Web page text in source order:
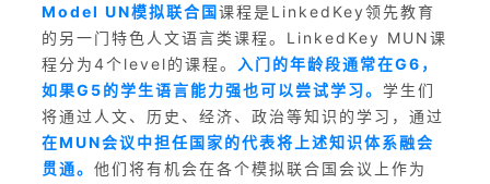
Model UN模拟联合国课程是LinkedKey领先教育
的另一门特色人文语言类课程。LinkedKey MUN课
程分为4个level的课程。 入门的年龄段通常在G6，
如果G5的学生语言能力强也可以尝试学习。学生们
将通过人文、历史、经济、政治等知识的学习，通过
在MUN会议中担任国家的代表将上述知识体系融会
贯通。他们将有机会在各个模拟联合国会议上作为